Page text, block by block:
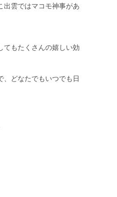
出雲ではマコモ神事があ
てもたくさんの嬉しい効
、どなたでもいつでも日